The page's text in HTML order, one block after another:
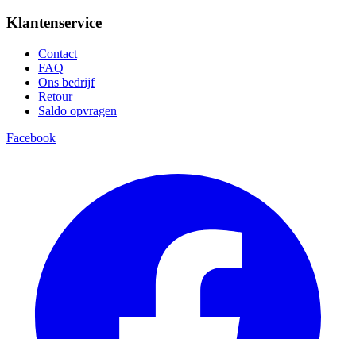
Klantenservice
Contact
FAQ
Ons bedrijf
Retour
Saldo opvragen
Facebook